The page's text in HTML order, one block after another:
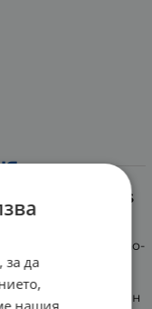
BLUETOOTH BS
не е било по-
прецизен
но и изчислява
маса. Освен
за да
нашия